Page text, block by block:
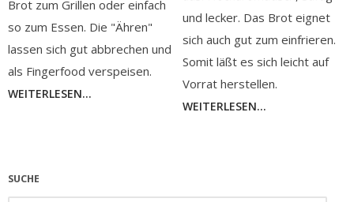
Brot zum Grillen oder einfach
so zum Essen. Die "Ähren"
lassen sich gut abbrechen und
als Fingerfood verspeisen.
WEITERLESEN...
und lecker. Das Brot eignet
sich auch gut zum einfrieren.
Somit läßt es sich leicht auf
Vorrat herstellen.
WEITERLESEN...
SUCHE